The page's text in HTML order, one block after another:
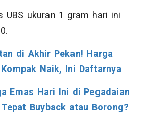
UBS ukuran 1 gram hari ini
di Akhir Pekan! Harga
Naik, Ini Daftarnya
Emas Hari Ini di Pegadaian
Buyback atau Borong?